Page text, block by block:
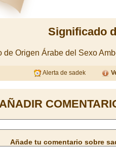
Significado
de Origen Árabe del Sexo
Alerta de sadek
Añade tu comentario sobre